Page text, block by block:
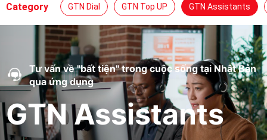
Category GTN Dial GTN Top UP GTN Assistants
Tư vấn về "bất tiện" trong cuộc sống tại Nhật Bản
qua ứng dụng
GTN Assistants